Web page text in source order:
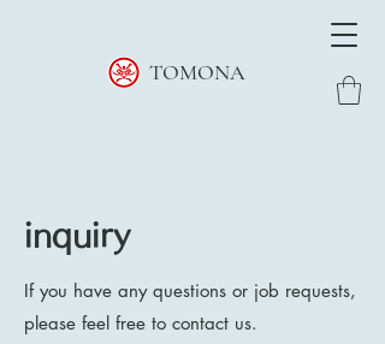
TOMONA
inquiry
If you have any questions or job requests,
please feel free to contact us.